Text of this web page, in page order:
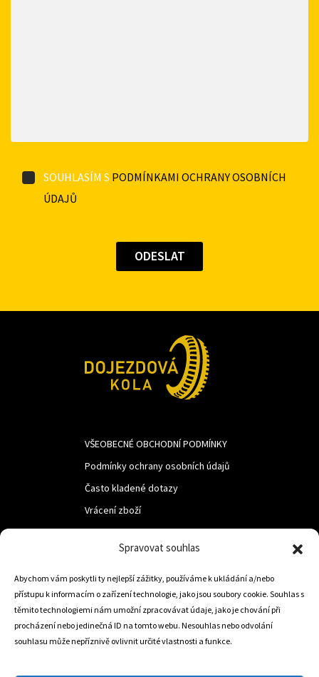
Spravovat souhlas
Abychom vám poskytli ty nejlepší zážitky, používáme k ukládání a/nebo
přístupu k informacím o zařízení technologie, jako jsou soubory cookie. Souhlas s
těmito technologiemi nám umožní zpracovávat údaje, jako je chování při
procházení nebo jedinečná ID na tomto webu. Nesouhlas nebo odvolání
souhlasu může nepříznivě ovlivnit určité vlastnosti a funkce.
SOUHLASÍM S PODMÍNKAMI OCHRANY OSOBNÍCH
ÚDAJŮ
VŠEOBECNÉ OBCHODNÍ PODMÍNKY
Podmínky ochrany osobních údajů
Často kladené dotazy
Vrácení zboží
LUF s.r.o.
Nám. M.R.Štefanika 518,
Trstená 02801